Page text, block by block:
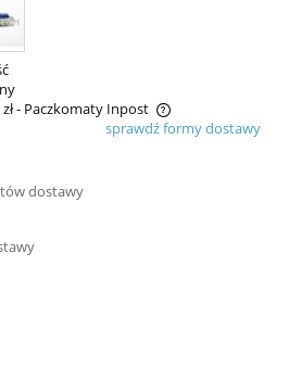
- Paczkomaty Inpost
kosztów płatności
sprawdź formy dostawy
dostawy